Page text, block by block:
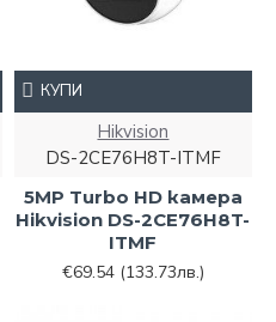
Hikvision
DS-2CE76H8T-ITMF
5MP Turbo HD камера
Hikvision DS-2CE76H8T-
ITMF
€69.54 (133.73лв.)
КУПИ